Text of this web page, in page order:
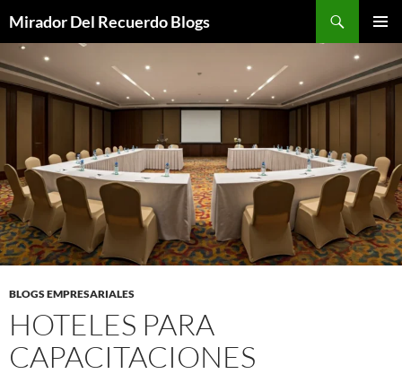
contenido
Mirador Del Recuerdo Blogs
BLOGS EMPRESARIALES
HOTELES PARA
CAPACITACIONES